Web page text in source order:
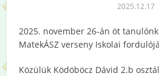
2025.12.17
2025. november 26-án öt
MatekÁSZ verseny Iskolai
Közülük Ködöböcz Dávid 2.b